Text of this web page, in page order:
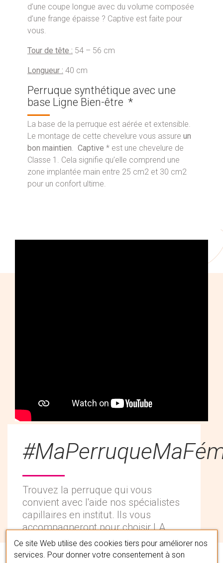
d’une coupe longue avec du volume composée
d’une frange épaisse ? Captive est faite pour
vous.
Tour de tête : 54 – 56 cm
Longueur : 40 cm
Perruque synthétique avec une
base Ligne Bien-être *
La base de la perruque est aérée et extensible.
Le montage de cette chevelure vous assure un
bon maintien
Captive * est une chevelure de
Classe 1. Cela signifie qu’elle comprend une
zone implantée main entre 25 cm2 et 30 cm2
pour un confort ultime.
Trouvez la perruque qui vous
convient avec l'aide nos spécialistes
capillaires en institut. Ils vous
accompagneront pour choisir LA
chevelure qui vous correspond en la
personnalisant à votre image.
Ce site Web utilise des cookies tiers pour améliorer nos
services. Pour donner votre consentement à son